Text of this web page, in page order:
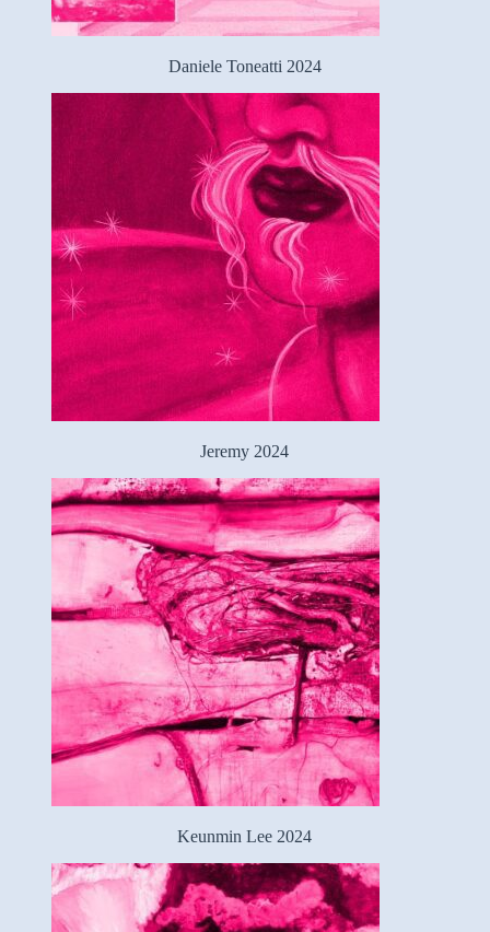
Daniele Toneatti 2024
Jeremy 2024
Keunmin Lee 2024